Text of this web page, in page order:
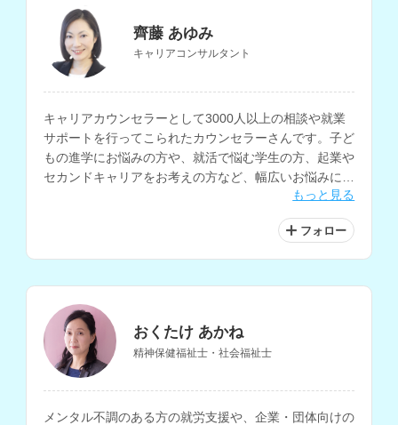
齊藤 あゆみ
キャリアコンサルタント
キャリアカウンセラーとして3000人以上の相談や就業
サポートを行ってこられたカウンセラーさんです。子ど
もの進学にお悩みの方や、就活で悩む学生の方、起業や
セカンドキャリアをお考えの方など、幅広いお悩みに対
応されています。女性の働き方についての講演やカウン
セリングも行われており、ライフイベントにおける悩み
事や、家族関係についてのお悩みも相談できます。
もっと見る
フォロー
おくたけ あかね
精神保健福祉士・社会福祉士
メンタル不調のある方の就労支援や、企業・団体向けの